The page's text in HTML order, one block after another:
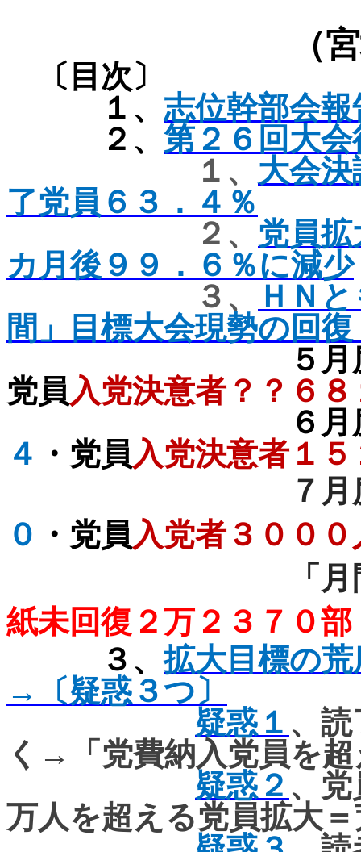
（
〔目次〕
１、 志位幹部会
２、 第２６回大
１、 大会
了党員６３．４％
２、 党員
カ月後９９．６％に減少
３、
ＨＮ
間」目標大会現勢の回
５月
党員 入党決意者？？６
６
４ ・党員 入党決意者 １
７
０ ・党員 入党者３００
「
紙未回復２万２３７０部
３、拡大目標の
→〔疑惑３つ〕
疑惑１ 、
く→「 党費納入党員を
疑惑２ 、
万人を超える党員拡大＝